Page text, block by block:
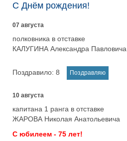
С Днём рождения!
07 августа
полковника в отставке
КАЛУГИНА Александра Павловича
Поздравило: 8
10 августа
капитана 1 ранга в отставке
ЖАРОВА Николая Анатольевича
С юбилеем - 75 лет!